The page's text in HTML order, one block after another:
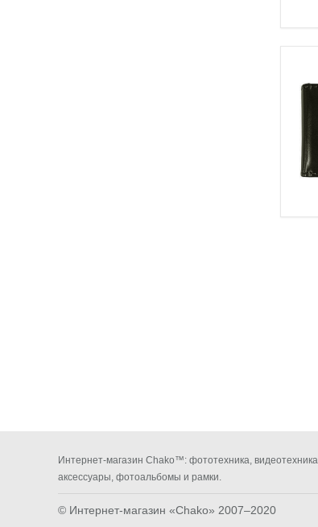
Интернет-магазин Chako™: фототехника, видеотехника,
аксессуары, фотоальбомы и рамки.
© Интернет-магазин «Chako» 2007–2020